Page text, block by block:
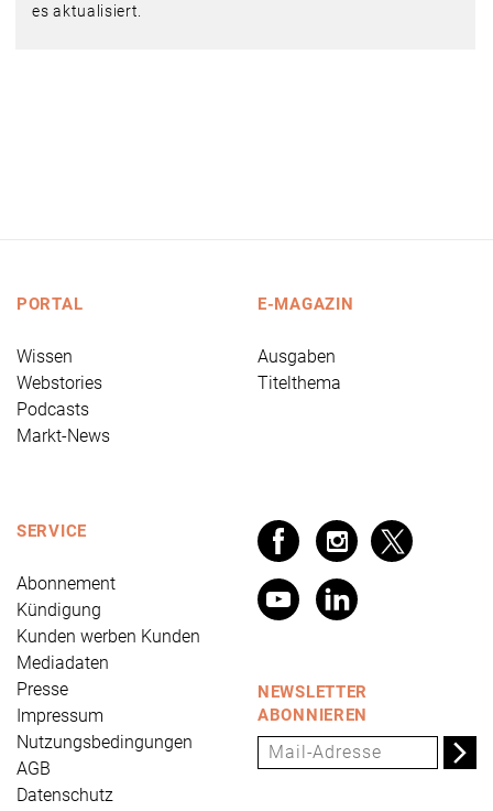
es aktualisiert.
PORTAL
Wissen
Webstories
Podcasts
Markt-News
E-MAGAZIN
Ausgaben
Titelthema
SERVICE
Abonnement
Kündigung
Kunden werben Kunden
Mediadaten
Presse
Impressum
Nutzungsbedingungen
AGB
Datenschutz
NEWSLETTER
ABONNIEREN